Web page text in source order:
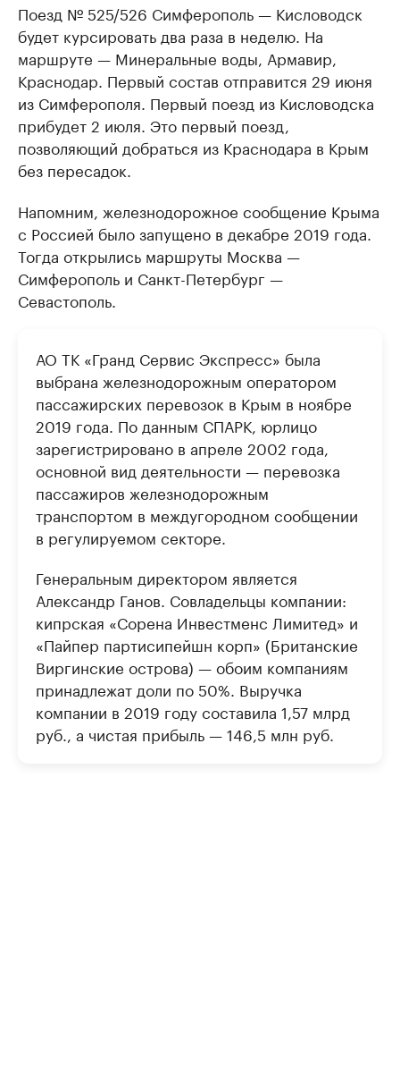
Поезд № 525/526 Симферополь — Кисловодск
будет курсировать два раза в неделю. На
маршруте — Минеральные воды, Армавир,
Краснодар. Первый состав отправится 29 июня
из Симферополя. Первый поезд из Кисловодска
прибудет 2 июля. Это первый поезд,
позволяющий добраться из Краснодара в Крым
без пересадок.
Напомним, железнодорожное сообщение Крыма
с Россией было запущено в декабре 2019 года.
Тогда открылись маршруты Москва —
Симферополь и Санкт-Петербург —
Севастополь.
АО ТК «Гранд Сервис Экспресс» была
выбрана железнодорожным оператором
пассажирских перевозок в Крым в ноябре
2019 года. По данным СПАРК, юрлицо
зарегистрировано в апреле 2002 года,
основной вид деятельности — перевозка
пассажиров железнодорожным
транспортом в междугородном сообщении
в регулируемом секторе.
Генеральным директором является
Александр Ганов. Совладельцы компании:
кипрская «Сорена Инвестменс Лимитед» и
«Пайпер партисипейшн корп» (Британские
Виргинские острова) — обоим компаниям
принадлежат доли по 50%. Выручка
компании в 2019 году составила 1,57 млрд
руб., а чистая прибыль — 146,5 млн руб.